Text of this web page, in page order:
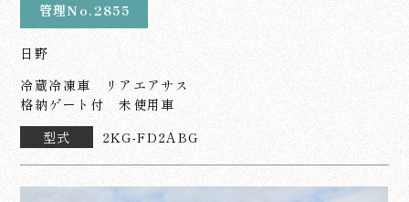
管理No.2855
日野
冷蔵冷凍車 リアエアサス
格納ゲート付 未使用車
型式
2KG-FD2ABG